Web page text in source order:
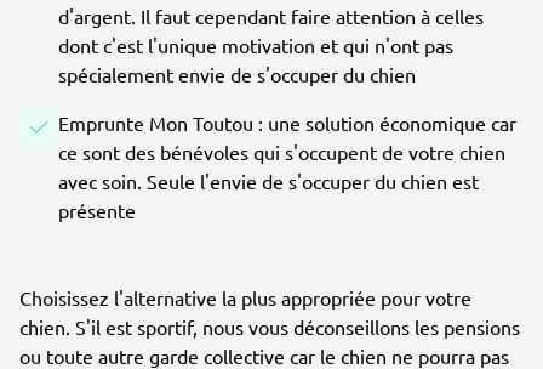
d'argent. Il faut cependant faire attention à celles
dont c'est l'unique motivation et qui n'ont pas
spécialement envie de s'occuper du chien
Emprunte Mon Toutou : une solution économique car
ce sont des bénévoles qui s'occupent de votre chien
avec soin. Seule l'envie de s'occuper du chien est
présente
Choisissez l'alternative la plus appropriée pour votre
chien. S'il est sportif, nous vous déconseillons les pensions
ou toute autre garde collective car le chien ne pourra pas